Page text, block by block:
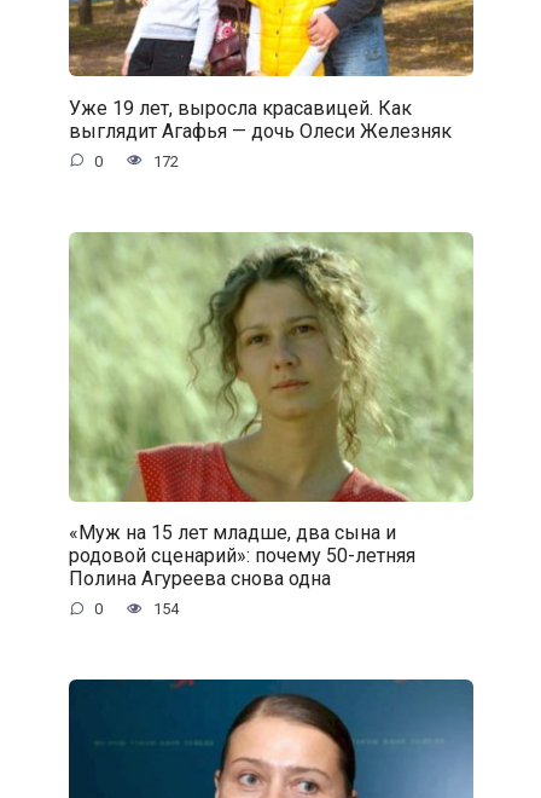
Уже 19 лет, выросла красавицей. Как
выглядит Агафья — дочь Олеси Железняк
0 172
«Муж на 15 лет младше, два сына и
родовой сценарий»: почему 50-летняя
Полина Агуреева снова одна
0 154